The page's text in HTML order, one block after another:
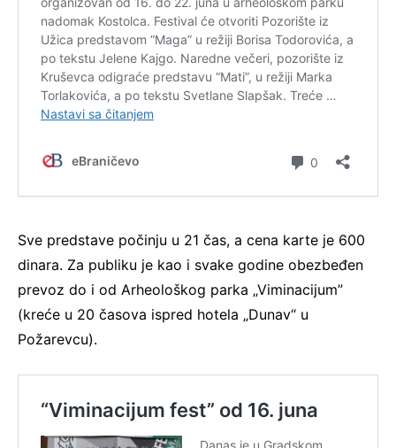
Sve predstave počinju u 21 čas, a cena karte je 600
dinara. Za publiku je kao i svake godine obezbeđen
prevoz do i od Arheološkog parka „Viminacijum”
(kreće u 20 časova ispred hotela „Dunav“ u
Požarevcu).